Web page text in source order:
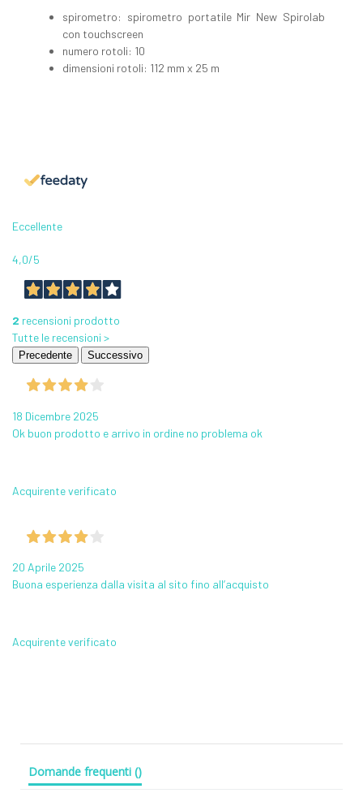
spirometro: spirometro portatile Mir New Spirolab
con touchscreen
numero rotoli: 10
dimensioni rotoli: 112 mm x 25 m
Eccellente
4,0/5
2 recensioni prodotto
Tutte le recensioni >
Precedente Successivo
18 Dicembre 2025
Ok buon prodotto e arrivo in ordine no problema ok
Acquirente verificato
20 Aprile 2025
Buona esperienza dalla visita al sito fino all’acquisto
Acquirente verificato
Domande frequenti ()